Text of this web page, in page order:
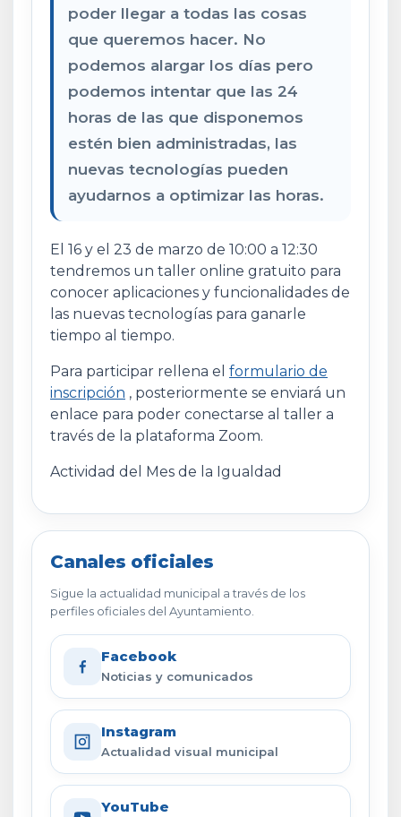
poder llegar a todas las cosas
que queremos hacer. No
podemos alargar los días pero
podemos intentar que las 24
horas de las que disponemos
estén bien administradas, las
nuevas tecnologías pueden
ayudarnos a optimizar las horas.
El 16 y el 23 de marzo de 10:00 a 12:30
tendremos un taller online gratuito para
conocer aplicaciones y funcionalidades de
las nuevas tecnologías para ganarle
tiempo al tiempo.
Para participar rellena el formulario de
inscripción , posteriormente se enviará un
enlace para poder conectarse al taller a
través de la plataforma Zoom.
Actividad del Mes de la Igualdad
Canales oficiales
Sigue la actualidad municipal a través de los
perfiles oficiales del Ayuntamiento.
Facebook
Noticias y comunicados
Instagram
Actualidad visual municipal
YouTube